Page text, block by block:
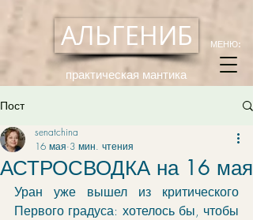
АЛЬГЕНИБ
практическая мантика
МЕНЮ:
Пост
АСТРОСВОДКА на 16 мая
senatchina
16 мая 3 мин. чтения
Уран уже вышел из критического
Первого градуса: хотелось бы, чтобы